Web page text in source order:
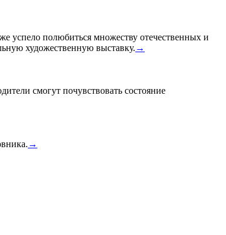
успело полюбиться множеству отечественных и
художественную выставку. →
смогут почувствовать состояние
→